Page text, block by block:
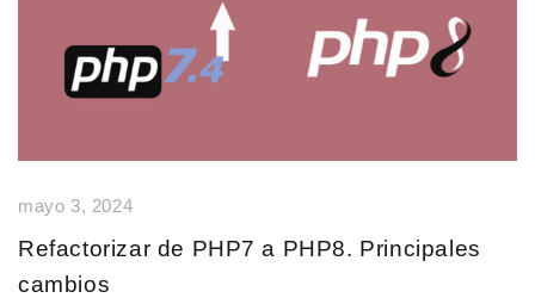
mayo 3, 2024
Refactorizar de PHP7 a PHP8. Principales
cambios